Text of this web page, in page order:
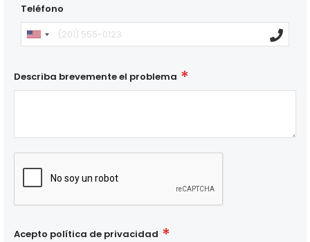
Teléfono
Describa brevemente el problema
Acepto política de privacidad